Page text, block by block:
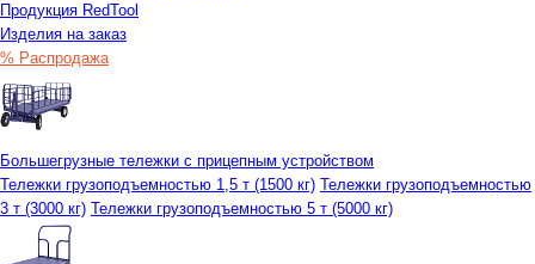
Продукция RedTool
Изделия на заказ
% Распродажа
Большегрузные тележки с прицепным устройством
Тележки грузоподъемностью 1,5 т (1500 кг) Тележки грузоподъемностью
3 т (3000 кг) Тележки грузоподъемностью 5 т (5000 кг)